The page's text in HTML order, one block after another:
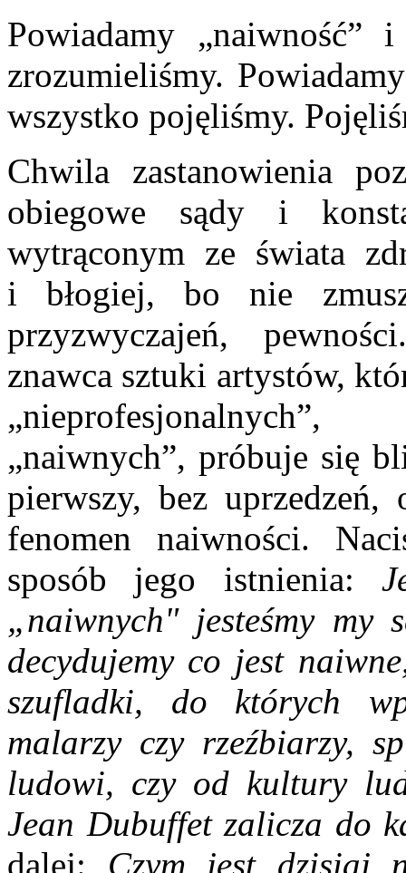
Powiadamy
zrozumieliśmy.
wszystko pojęliśmy.
Chwila zastanowienia
obiegowe sądy i
wytrąconym ze świata
i błogiej, bo nie
przyzwyczajeń,
znawca sztuki artystów,
„naiwnych”, próbuje się
pierwszy, bez uprzedzeń,
fenomen naiwności.
sposób jego istnienia:
„naiwnych" jesteśmy my
decydujemy co jest
szufladki, do których
malarzy czy rzeźbiarzy,
ludowi, czy od kultury
Jean Dubuffet zalicza do
dalej: Czym jest dzisiaj